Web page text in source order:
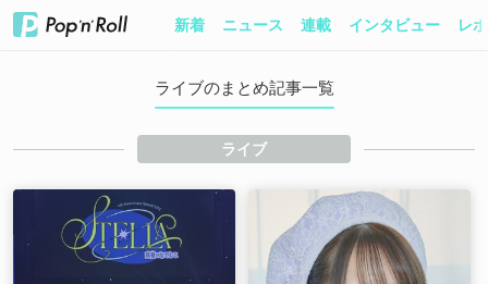
新着 ニュース 連載 インタビュー レ
ライブのまとめ記事一覧
ライブ